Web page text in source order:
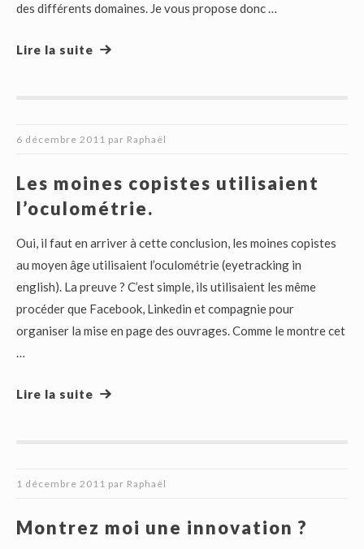
des différents domaines. Je vous propose donc …
Lire la suite
6 décembre 2011 par Raphaël
Les moines copistes utilisaient
l’oculométrie.
Oui, il faut en arriver à cette conclusion, les moines copistes
au moyen âge utilisaient l’oculométrie (eyetracking in
english). La preuve ? C’est simple, ils utilisaient les même
procéder que Facebook, Linkedin et compagnie pour
organiser la mise en page des ouvrages. Comme le montre cet
…
Lire la suite
1 décembre 2011 par Raphaël
Montrez moi une innovation ?